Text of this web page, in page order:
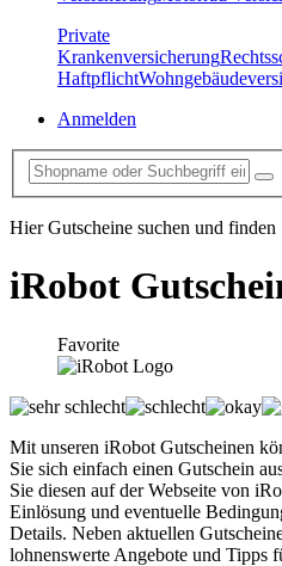
Private
Krankenversicherung
Haftpflicht
Anmelden
Hier Gutscheine suchen und finden
iRobot
Favorite
Mit unseren iRobot Gutscheinen
Sie sich einfach einen Gutschein
Sie diesen auf der Webseite von
Einlösung und eventuelle
Details. Neben aktuellen
lohnenswerte Angebote und Tipps